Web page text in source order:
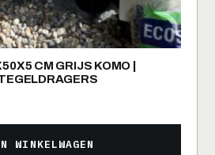
CM GRIJS KOMO |
WINKELWAGEN